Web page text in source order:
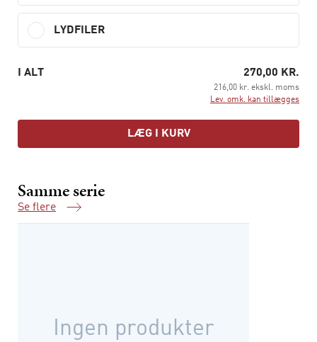
LYDFILER
I ALT 270,00 KR.
216,00 kr. ekskl. moms
Lev. omk. kan tillægges
LÆG I KURV
Samme serie
Se flere
Samme serie
Ingen produkter